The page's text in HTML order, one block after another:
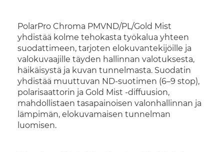
PolarPro Chroma PMVND/PL/Gold Mist
yhdistää kolme tehokasta työkalua yhteen
suodattimeen, tarjoten elokuvantekijöille ja
valokuvaajille täyden hallinnan valotuksesta,
häikäisystä ja kuvan tunnelmasta. Suodatin
yhdistää muuttuvan ND-suotimen (6–9 stop),
polarisaattorin ja Gold Mist -diffuusion,
mahdollistaen tasapainoisen valonhallinnan ja
lämpimän, elokuvamaisen tunnelman
luomisen.